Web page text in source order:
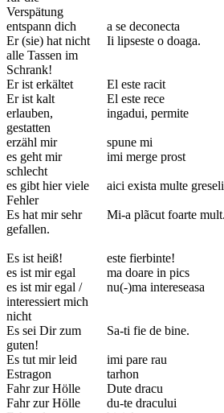
Verspätung
entspann dich a se deconecta
Er (sie) hat nicht
alle Tassen im
Schrank!
Ii lipseste o doaga.
Er ist erkältet El este racit
Er ist kalt
El este rece
erlauben,
gestatten
ingadui, permite
erzähl mir spune mi
es geht mir
schlecht
imi merge prost
es gibt hier viele
Fehler
aici exista multe greseli
Es hat mir sehr
gefallen.
Mi-a plãcut foarte mult.
Es ist heiß! este fierbinte!
es ist mir egal
ma doare in pics
es ist mir egal /
interessiert mich
nicht
nu(-)ma intereseasa
Es sei Dir zum
guten!
Sa-ti fie de bine.
Es tut mir leid imi pare rau
Estragon
tarhon
Fahr zur Hölle
Dute dracu
Fahr zur Hölle
du-te dracului